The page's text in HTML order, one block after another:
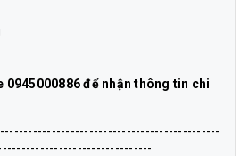
0945000886 để nhận thông tin chi